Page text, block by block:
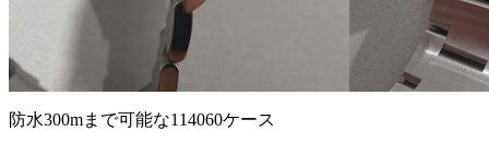
防水300mまで可能な114060ケース